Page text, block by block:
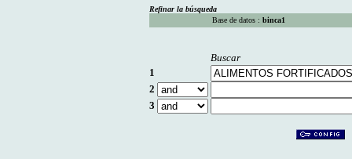
Refinar la búsqueda
Base de datos : binca1
Buscar
1
2
3